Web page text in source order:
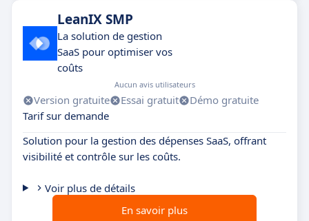
LeanIX SMP
La solution de gestion
SaaS pour optimiser vos
coûts
Aucun avis utilisateurs
Version gratuite Essai gratuit
Démo gratuite
Tarif sur demande
Solution pour la gestion des dépenses SaaS, offrant
visibilité et contrôle sur les coûts.
Voir plus de détails
En savoir plus